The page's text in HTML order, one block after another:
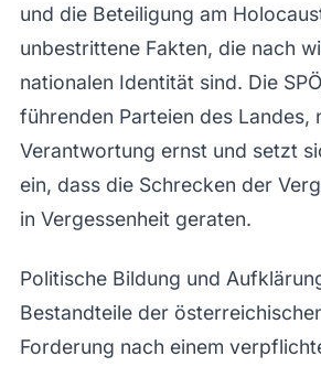
und die Beteiligung am
unbestrittene Fakten, die nach
nationalen Identität sind. Die
führenden Parteien des Landes,
Verantwortung ernst und setzt
ein, dass die Schrecken der
in Vergessenheit geraten.
Politische Bildung und
Bestandteile der
Forderung nach einem